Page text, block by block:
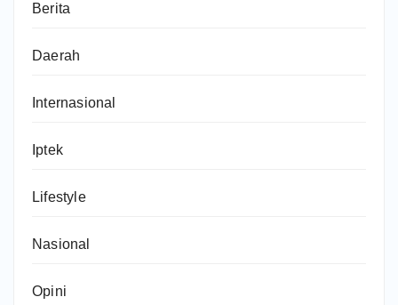
Berita
Daerah
Internasional
Iptek
Lifestyle
Nasional
Opini